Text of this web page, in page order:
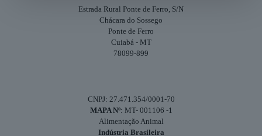
Estrada Rural Ponte de Ferro, S/N
Chácara do Sossego
Ponte de Ferro
Cuiabá - MT
78099-899
CNPJ: 27.471.354/0001-70
MAPA Nº: MT- 001106 -1
Alimentação Animal
Indústria Brasileira